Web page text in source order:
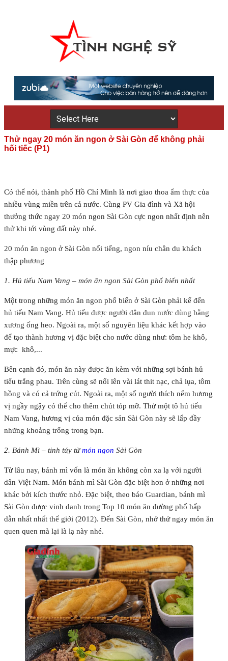
Thử ngay 20 món ăn ngon ở Sài Gòn để không phải
hối tiếc (P1)
Có thể nói, thành phố Hồ Chí Minh là nơi giao thoa ẩm thực của
nhiều vùng miền trên cả nước. Cùng PV Gia đình và Xã hội
thưởng thức ngay 20 món ngon Sài Gòn cực ngon nhất định nên
thử khi tới vùng đất này nhé.
20 món ăn ngon ở Sài Gòn nổi tiếng, ngon níu chân du khách
thập phương
1. Hủ tiếu Nam Vang – món ăn ngon Sài Gòn phổ biến nhất
Một trong những món ăn ngon phổ biến ở Sài Gòn phải kể đến
hủ tiếu Nam Vang. Hủ tiếu được người dân đun nước dùng bằng
xương ống heo. Ngoài ra, một số nguyên liệu khác kết hợp vào
để tạo thành hương vị đặc biệt cho nước dùng như: tôm he khô,
mực khô,...
Bên cạnh đó, món ăn này được ăn kèm với những sợi bánh hủ
tiếu trắng phau. Trên cùng sẽ nổi lên vài lát thit nạc, chả lụa, tôm
hồng và có cả trứng cút. Ngoài ra, một số người thích nếm hương
vị ngầy ngậy có thể cho thêm chút tóp mỡ. Thử một tô hủ tiếu
Nam Vang, hương vị của món đặc sản Sài Gòn này sẽ lấp đầy
những khoảng trống trong bạn.
2. Bánh Mì – tinh túy từmón ngon Sài Gòn
Từ lâu nay, bánh mì vốn là món ăn không còn xa lạ với người
dân Việt Nam. Món bánh mì Sài Gòn đặc biệt hơn ở những nơi
khác bởi kích thước nhỏ. Đặc biệt, theo báo Guardian, bánh mì
Sài Gòn được vinh danh trong Top 10 món ăn đường phố hấp
dẫn nhất nhất thế giới (2012). Đến Sài Gòn, nhớ thử ngay món ăn
quen quen mà lại là lạ này nhé.